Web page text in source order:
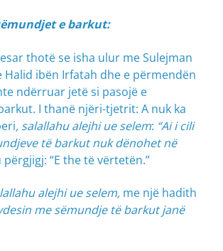
e barkut:
thotë se isha ulur me Sulejman
Halid ibën Irfatah dhe e përmendën
ndërruar jetë si pasojë e
I thanë njëri-tjetrit: A nuk ka
, salallahu alejhi ue selem: “Ai i cili
të barkut nuk dënohet në
“E the të vërtetën.”
alejhi ue selem, me një hadith
me sëmundje të barkut janë